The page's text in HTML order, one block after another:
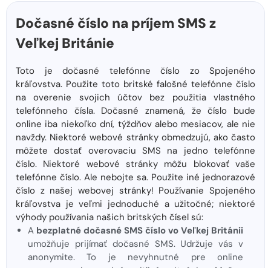
Dočasné číslo na príjem SMS z
Veľkej Británie
Toto je dočasné telefónne číslo zo Spojeného
kráľovstva. Použite toto britské falošné telefónne číslo
na overenie svojich účtov bez použitia vlastného
telefónneho čísla. Dočasné znamená, že číslo bude
online iba niekoľko dní, týždňov alebo mesiacov, ale nie
navždy. Niektoré webové stránky obmedzujú, ako často
môžete dostať overovaciu SMS na jedno telefónne
číslo. Niektoré webové stránky môžu blokovať vaše
telefónne číslo. Ale nebojte sa. Použite iné jednorazové
číslo z našej webovej stránky! Používanie Spojeného
kráľovstva je veľmi jednoduché a užitočné; niektoré
výhody používania našich britských čísel sú:
A bezplatné dočasné SMS číslo vo Veľkej Británii
umožňuje prijímať dočasné SMS. Udržuje vás v
anonymite. To je nevyhnutné pre online